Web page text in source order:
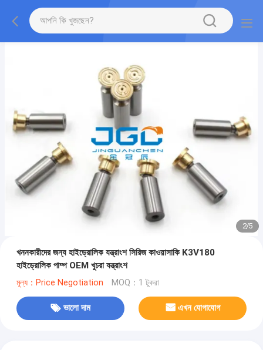
2/5
খননকারীদের জন্য হাইড্রোলিক যন্ত্রাংশ সিরিজ কাওয়াসাকি K3V180
হাইড্রোলিক পাম্প OEM খুচরা যন্ত্রাংশ
মূল্য：Price Negotiation MOQ：1 টুকরা
ভালো দাম এখন যোগাযোগ